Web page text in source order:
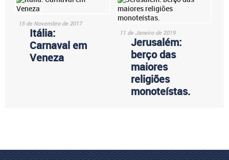
15 de Novembro de 2017
Itália:
Carnaval em
Veneza
11 de Janeiro de 2019
Jerusalém:
berço das
maiores
religiões
monoteístas.